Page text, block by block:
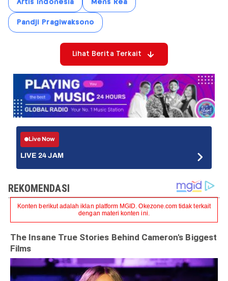
Artis Indonesia Mens Rea
Pandji Pragiwaksono
Lihat Berita Terkait
Live Now
LIVE 24 JAM